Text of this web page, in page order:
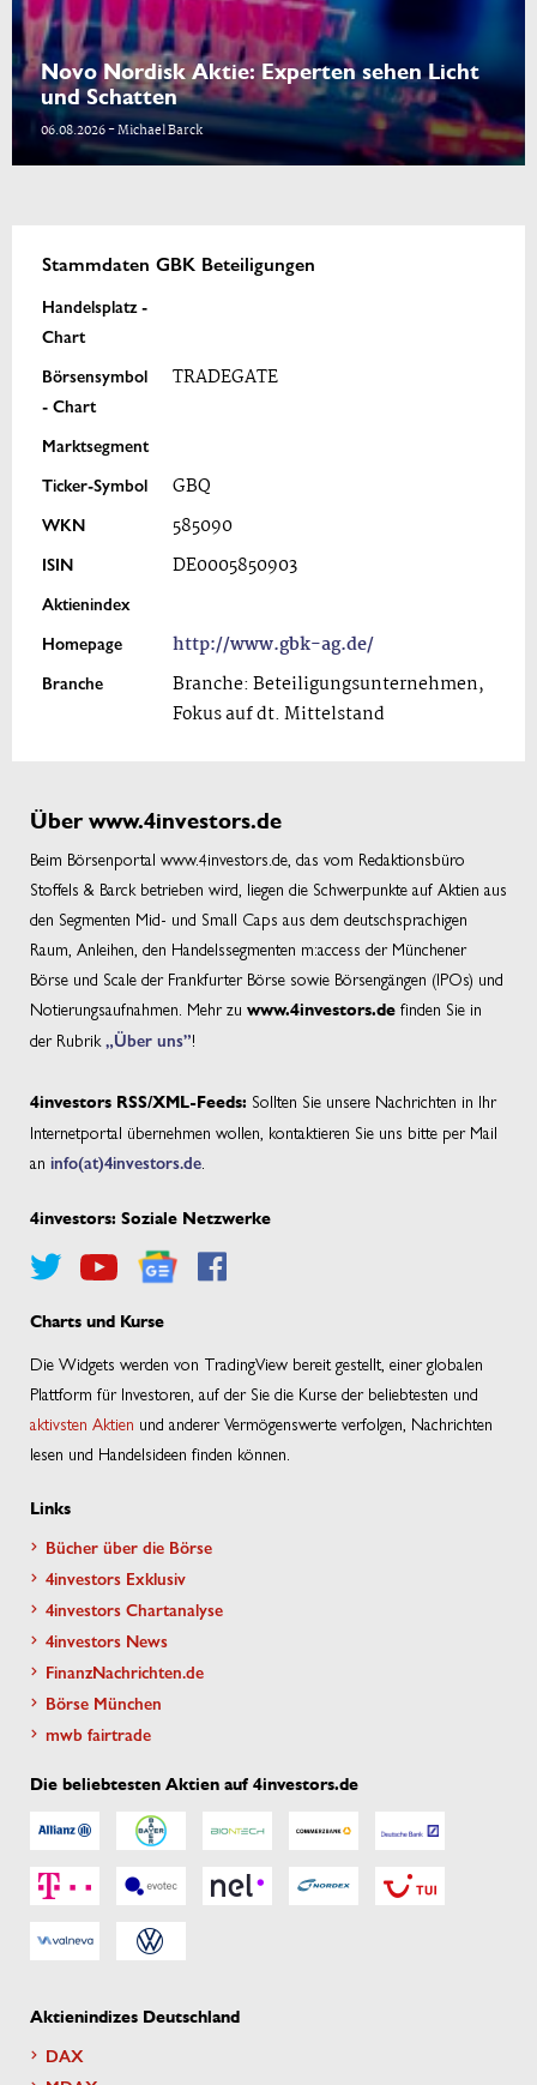
Novo Nordisk Aktie: Experten sehen Licht
und Schatten
06.08.2026 - Michael Barck
Stammdaten GBK Beteiligungen
Handelsplatz -
Chart
Börsensymbol
- Chart
TRADEGATE
Marktsegment
Ticker-Symbol
GBQ
WKN 585090
ISIN DE0005850903
Aktienindex
Homepage
http://www.gbk-ag.de/
Branche
Branche: Beteiligungsunternehmen,
Fokus auf dt. Mittelstand
Über www.4investors.de
Beim Börsenportal www.4investors.de, das vom Redaktionsbüro
Stoffels & Barck betrieben wird, liegen die Schwerpunkte auf Aktien aus
den Segmenten Mid- und Small Caps aus dem deutschsprachigen
Raum, Anleihen, den Handelssegmenten m:access der Münchener
Börse und Scale der Frankfurter Börse sowie Börsengängen (IPOs) und
Notierungsaufnahmen. Mehr zu www.4investors.de finden Sie in
der Rubrik„Über uns”!
4investors RSS/XML-Feeds: Sollten Sie unsere Nachrichten in Ihr
Internetportal übernehmen wollen, kontaktieren Sie uns bitte per Mail
an info(at)4investors.de.
4investors: Soziale Netzwerke
Charts und Kurse
Die Widgets werden von TradingView bereit gestellt, einer globalen
Plattform für Investoren, auf der Sie die Kurse der beliebtesten und
aktivsten Aktien und anderer Vermögenswerte verfolgen, Nachrichten
lesen und Handelsideen finden können.
Links
Bücher über die Börse
4investors Exklusiv
4investors Chartanalyse
4investors News
FinanzNachrichten.de
Börse München
mwb fairtrade
Die beliebtesten Aktien auf 4investors.de
Aktienindizes Deutschland
DAX